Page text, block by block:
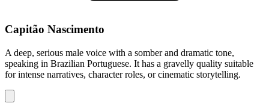
Capitão Nascimento
A deep, serious male voice with a somber and dramatic tone,
speaking in Brazilian Portuguese. It has a gravelly quality suitable
for intense narratives, character roles, or cinematic storytelling.